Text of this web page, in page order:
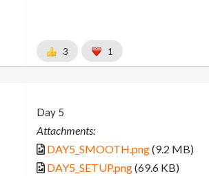
3 1
Day 5
Attachments:
DAY5_SMOOTH.png(9.2 MB)
DAY5_SETUP.png(69.6 KB)